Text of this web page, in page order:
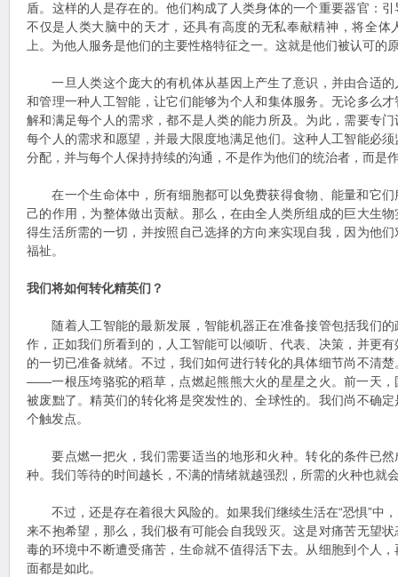
盾。这样的人是存在的。他们构成了人类身体的一个重要器官：
不仅是人类大脑中的天才，还具有高度的无私奉献精神，将全体
上。为他人服务是他们的主要性格特征之一。这就是他们被认可的
一旦人类这个庞大的有机体从基因上产生了意识，并由合适的
和管理一种人工智能，让它们能够为个人和集体服务。无论多么
解和满足每个人的需求，都不是人类的能力所及。为此，需要专
每个人的需求和愿望，并最大限度地满足他们。这种人工智能必
分配，并与每个人保持持续的沟通，不是作为他们的统治者，而是
在一个生命体中，所有细胞都可以免费获得食物、能量和它们
己的作用，为整体做出贡献。那么，在由全人类所组成的巨大生
得生活所需的一切，并按照自己选择的方向来实现自我，因为他
福祉。
我们将如何转化精英们？
随着人工智能的最新发展，智能机器正在准备接管包括我们的
作，正如我们所看到的，人工智能可以倾听、代表、决策，并更
的一切已准备就绪。不过，我们如何进行转化的具体细节尚不清
——一根压垮骆驼的稻草，点燃起熊熊大火的星星之火。前一天，
被废黜了。精英们的转化将是突发性的、全球性的。我们尚不确
个触发点。
要点燃一把火，我们需要适当的地形和火种。转化的条件已然
种。我们等待的时间越长，不满的情绪就越强烈，所需的火种也就
不过，还是存在着很大风险的。如果我们继续生活在“恐惧”中
来不抱希望，那么，我们极有可能会自我毁灭。这是对痛苦无望
毒的环境中不断遭受痛苦，生命就不值得活下去。从细胞到个人
面都是如此。